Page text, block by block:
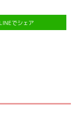
LINEでシェア